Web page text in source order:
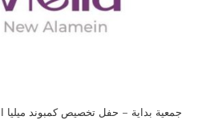
جمعية بداية – حفل تخصيص كمبوند ميليا